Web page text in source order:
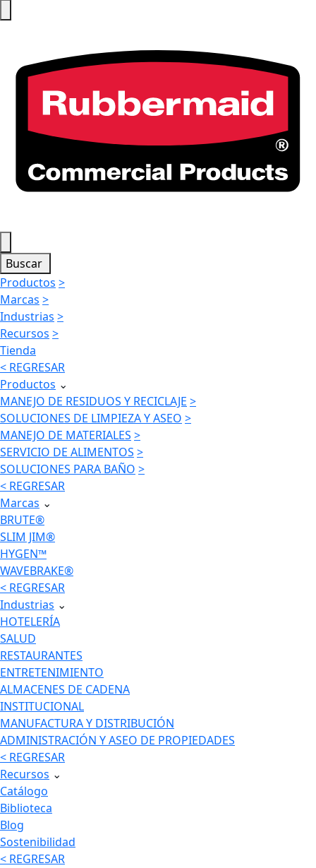
Buscar
Productos >
Marcas >
Industrias >
Recursos >
Tienda
< REGRESAR
Productos ⌄
MANEJO DE RESIDUOS Y RECICLAJE >
SOLUCIONES DE LIMPIEZA Y ASEO >
MANEJO DE MATERIALES >
SERVICIO DE ALIMENTOS >
SOLUCIONES PARA BAÑO >
< REGRESAR
Marcas ⌄
BRUTE®
SLIM JIM®
HYGEN™
WAVEBRAKE®
< REGRESAR
Industrias ⌄
HOTELERÍA
SALUD
RESTAURANTES
ENTRETENIMIENTO
ALMACENES DE CADENA
INSTITUCIONAL
MANUFACTURA Y DISTRIBUCIÓN
ADMINISTRACIÓN Y ASEO DE PROPIEDADES
< REGRESAR
Recursos ⌄
Catálogo
Biblioteca
Blog
Sostenibilidad
< REGRESAR